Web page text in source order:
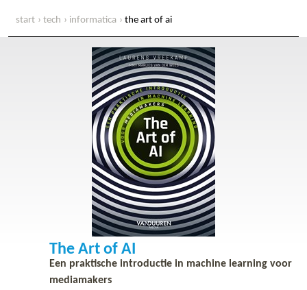
start tech informatica the art of ai
The Art of AI
Een praktische introductie in machine learning voor
mediamakers